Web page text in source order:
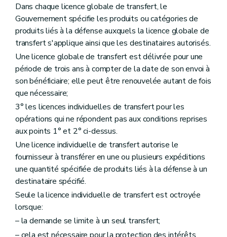
Dans chaque licence globale de transfert, le
Gouvernement spécifie les produits ou catégories de
produits liés à la défense auxquels la licence globale de
transfert s'applique ainsi que les destinataires autorisés.
Une licence globale de transfert est délivrée pour une
période de trois ans à compter de la date de son envoi à
son bénéficiaire; elle peut être renouvelée autant de fois
que nécessaire;
3° les licences individuelles de transfert pour les
opérations qui ne répondent pas aux conditions reprises
aux points 1° et 2° ci-dessus.
Une licence individuelle de transfert autorise le
fournisseur à transférer en une ou plusieurs expéditions
une quantité spécifiée de produits liés à la défense à un
destinataire spécifié.
Seule la licence individuelle de transfert est octroyée
lorsque:
– la demande se limite à un seul transfert;